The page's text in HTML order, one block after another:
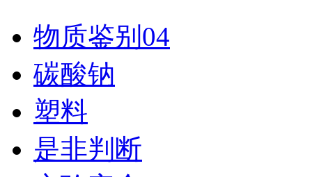
物质鉴别04
碳酸钠
塑料
是非判断